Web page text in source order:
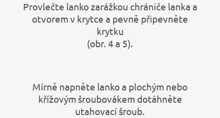
Provlečte lanko zarážkou chrániče lanka a
otvorem v krytce a pevně připevněte
krytku
(obr. 4 a 5).
Mírně napněte lanko a plochým nebo
křížovým šroubovákem dotáhněte
utahovací šroub.